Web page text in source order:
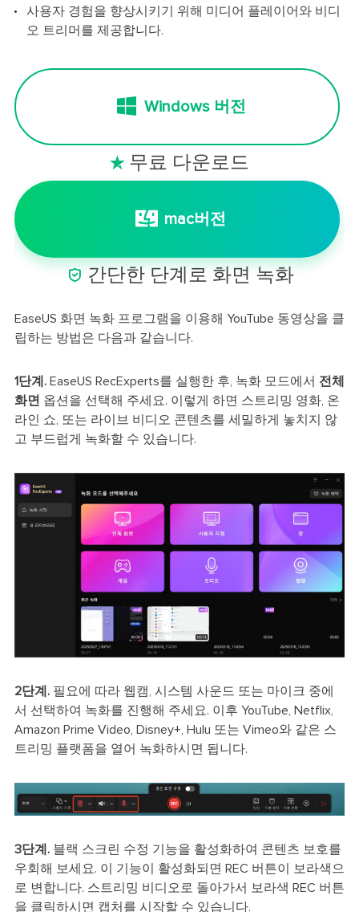
사용자 경험을 향상시키기 위해 미디어 플레이어와 비디
오 트리머를 제공합니다.
Windows 버전
 무료 다운로드
mac버전
 간단한 단계로 화면 녹화
EaseUS 화면 녹화 프로그램을 이용해 YouTube 동영상을 클
립하는 방법은 다음과 같습니다.
1단계.EaseUS RecExperts를 실행한 후, 녹화 모드에서 전체
화면 옵션을 선택해 주세요. 이렇게 하면 스트리밍 영화, 온
라인 쇼, 또는 라이브 비디오 콘텐츠를 세밀하게 놓치지 않
고 부드럽게 녹화할 수 있습니다.
2단계.필요에 따라 웹캠, 시스템 사운드 또는 마이크 중에
서 선택하여 녹화를 진행해 주세요. 이후 YouTube, Netflix,
Amazon Prime Video, Disney+, Hulu 또는 Vimeo와 같은 스
트리밍 플랫폼을 열어 녹화하시면 됩니다.
3단계.블랙 스크린 수정 기능을 활성화하여 콘텐츠 보호를
우회해 보세요. 이 기능이 활성화되면 REC 버튼이 보라색으
로 변합니다. 스트리밍 비디오로 돌아가서 보라색 REC 버튼
을 클릭하시면 캡처를 시작할 수 있습니다.